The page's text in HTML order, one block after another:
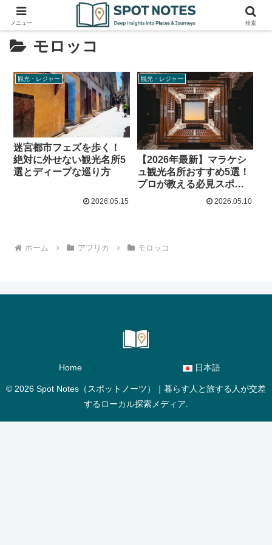
モロッコ
観光・レジャー
迷宮都市フェズを歩く！
絶対に外せない観光名所5
選とディープな巡り方
2026.05.15
観光・レジャー
【2026年最新】マラケシ
ュ観光名所おすすめ5選！
プロが教える必見スポッ
2026.05.10
ホーム アフリカ モロッコ
Home 日本語
© 2026 Spot Notes（スポットノーツ）｜暮らす人と旅する人が交差
するローカル探索メディア.
メニュー 検索